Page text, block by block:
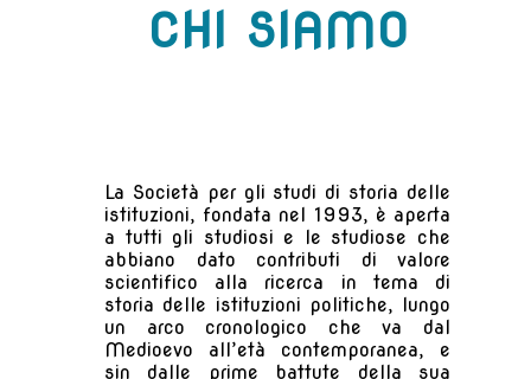
CHI SIAMO
La Società per gli studi di storia delle
istituzioni, fondata nel 1993, è aperta
a tutti gli studiosi e le studiose che
abbiano dato contributi di valore
scientifico alla ricerca in tema di
storia delle istituzioni politiche, lungo
un arco cronologico che va dal
Medioevo all’età contemporanea, e
sin dalle prime battute della sua